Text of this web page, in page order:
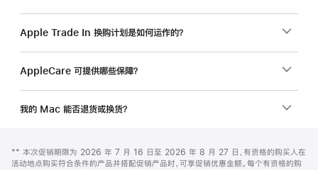
Apple Trade In 换购计划是如何运作的？
AppleCare 可提供哪些保障？
我的 Mac 能否退货或换货？
页
脚
注
** 本次促销期限为 2026 年 7 月 16 日至 2026 年 8 月 27 日，有资格的购买人在
活动地点购买符合条件的产品并搭配促销产品时，可享促销优惠金额。每个有资格的购